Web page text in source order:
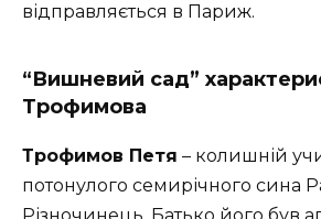
відправляється в Париж.
“Вишневий сад”
Трофимова
Трофимов Петя – колишній
потонулого семирічного сина